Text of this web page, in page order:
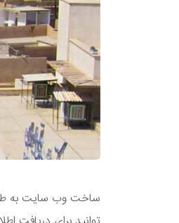
ساخت وب سایت به